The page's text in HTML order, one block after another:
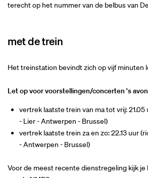
terecht op het nummer van de belbus van
met de trein
Het treinstation bevindt zich op vijf minuten
Let op voor voorstellingen/concerten 's
vertrek laatste trein van ma tot vrij:
- Lier - Antwerpen - Brussel)
vertrek laatste trein za en zo: 22.13 uur
- Antwerpen - Brussel)
Voor de meest recente dienstregeling kijk je